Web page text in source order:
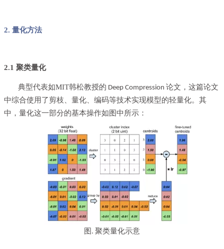
2. 量化方法
2.1 聚类量化
典型代表如MIT韩松教授的 Deep Compression 论文， 这篇论文
中综合使用了剪枝、量化、编码等技术实现模型的轻量化。其
中，量化这一部分的基本操作如图中所示：
图 . 聚类量化示意